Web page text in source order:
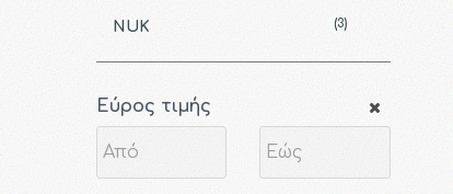
NUK (3)
Εύρος τιμής